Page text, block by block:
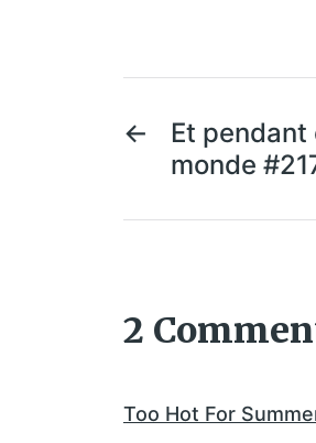
←
Et
monde
2
Too Hot For